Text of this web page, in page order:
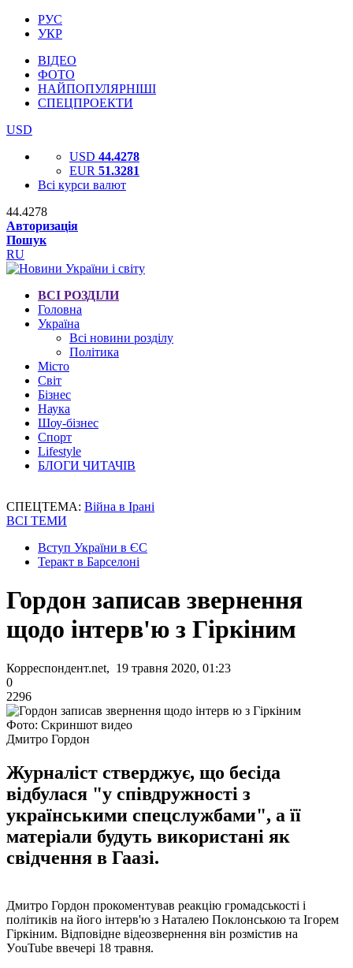
РУС
УКР
ВІДЕО
ФОТО
НАЙПОПУЛЯРНІШІ
СПЕЦПРОЕКТИ
USD
USD 44.4278
EUR 51.3281
Всі курси валют
44.4278
Авторизація
Пошук
RU
ВСІ РОЗДІЛИ
Головна
Україна
Всі новини розділу
Політика
Місто
Світ
Бізнес
Наука
Шоу-бізнес
Спорт
Lifestyle
БЛОГИ ЧИТАЧІВ
СПЕЦТЕМА: Війна в Ірані
ВСІ ТЕМИ
Вступ України в ЄС
Теракт в Барселоні
Гордон записав звернення
щодо інтерв'ю з Гіркіним
Корреспондент.net, 19 травня 2020, 01:23
0
2296
Фото: Скриншот видео
Дмитро Гордон
Журналіст стверджує, що бесіда
відбулася "у співдружності з
українськими спецслужбами", а її
матеріали будуть використані як
свідчення в Гаазі.
Дмитро Гордон прокоментував реакцію громадськості і
політиків на його інтерв'ю з Наталею Поклонською та Ігорем
Гіркіним. Відповідне відеозвернення він розмістив на
УouTube ввечері 18 травня.